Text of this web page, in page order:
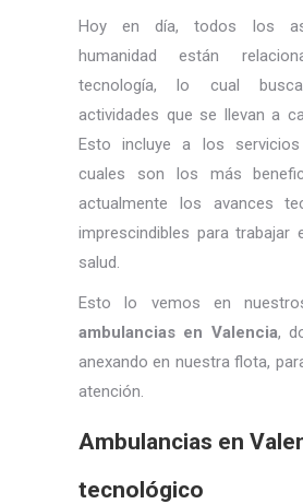
Hoy en día, todos los
humanidad están
tecnología, lo cual
actividades que se llevan a
Esto incluye a los
cuales son los más
actualmente los avances
imprescindibles para trabajar
salud.
Esto lo vemos en
ambulancias en Valencia,
anexando en nuestra flota,
atención.
Ambulancias en
tecnológico